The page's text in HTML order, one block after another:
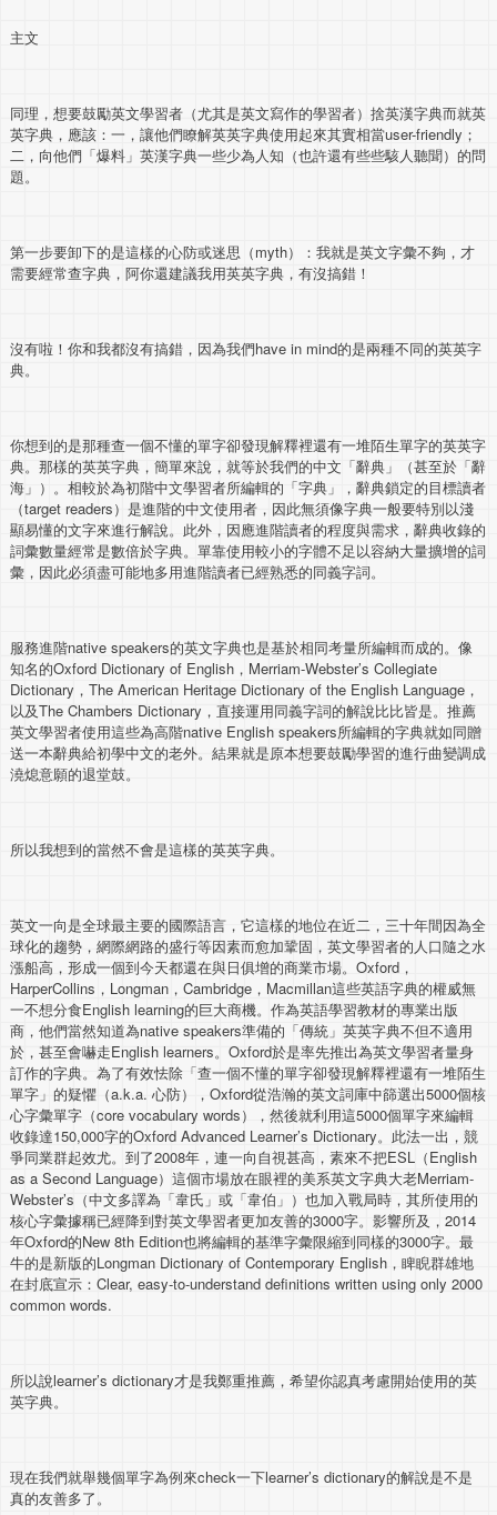
主文
同理，想要鼓勵英文學習者（尤其是英文寫作的學習者）捨英漢字典而就英
英字典，應該：一，讓他們瞭解英英字典使用起來其實相當user-friendly；
二，向他們「爆料」英漢字典一些少為人知（也許還有些些駭人聽聞）的問
題。
第一步要卸下的是這樣的心防或迷思（myth）：我就是英文字彙不夠，才
需要經常查字典，阿你還建議我用英英字典，有沒搞錯！
沒有啦！你和我都沒有搞錯，因為我們have in mind的是兩種不同的英英字
典。
你想到的是那種查一個不懂的單字卻發現解釋裡還有一堆陌生單字的英英字
典。那樣的英英字典，簡單來說，就等於我們的中文「辭典」（甚至於「辭
海」）。相較於為初階中文學習者所編輯的「字典」，辭典鎖定的目標讀者
（target readers）是進階的中文使用者，因此無須像字典一般要特別以淺
顯易懂的文字來進行解說。此外，因應進階讀者的程度與需求，辭典收錄的
詞彙數量經常是數倍於字典。單靠使用較小的字體不足以容納大量擴增的詞
彙，因此必須盡可能地多用進階讀者已經熟悉的同義字詞。
服務進階native speakers的英文字典也是基於相同考量所編輯而成的。像
知名的Oxford Dictionary of English，Merriam-Webster’s Collegiate
Dictionary，The American Heritage Dictionary of the English Language，
以及The Chambers Dictionary，直接運用同義字詞的解說比比皆是。推薦
英文學習者使用這些為高階native English speakers所編輯的字典就如同贈
送一本辭典給初學中文的老外。結果就是原本想要鼓勵學習的進行曲變調成
澆熄意願的退堂鼓。
所以我想到的當然不會是這樣的英英字典。
英文一向是全球最主要的國際語言，它這樣的地位在近二，三十年間因為全
球化的趨勢，網際網路的盛行等因素而愈加鞏固，英文學習者的人口隨之水
漲船高，形成一個到今天都還在與日俱增的商業市場。Oxford，
HarperCollins，Longman，Cambridge，Macmillan這些英語字典的權威無
一不想分食English learning的巨大商機。作為英語學習教材的專業出版
商，他們當然知道為native speakers準備的「傳統」英英字典不但不適用
於，甚至會嚇走English learners。Oxford於是率先推出為英文學習者量身
訂作的字典。為了有效怯除「查一個不懂的單字卻發現解釋裡還有一堆陌生
單字」的疑懼（a.k.a. 心防），Oxford從浩瀚的英文詞庫中篩選出5000個核
心字彙單字（core vocabulary words），然後就利用這5000個單字來編輯
收錄達150,000字的Oxford Advanced Learner’s Dictionary。此法一出，競
爭同業群起效尤。到了2008年，連一向自視甚高，素來不把ESL（English
as a Second Language）這個市場放在眼裡的美系英文字典大老Merriam-
Webster’s（中文多譯為「韋氏」或「韋伯」）也加入戰局時，其所使用的
核心字彙據稱已經降到對英文學習者更加友善的3000字。影響所及，2014
年Oxford的New 8th Edition也將編輯的基準字彙限縮到同樣的3000字。最
牛的是新版的Longman Dictionary of Contemporary English，睥睨群雄地
在封底宣示：Clear, easy-to-understand definitions written using only 2000
common words.
所以說learner’s dictionary才是我鄭重推薦，希望你認真考慮開始使用的英
英字典。
現在我們就舉幾個單字為例來check一下learner’s dictionary的解說是不是
真的友善多了。